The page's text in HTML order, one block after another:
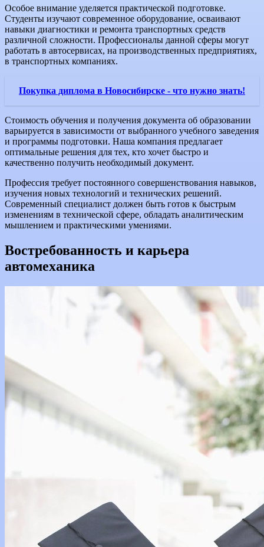
Особое внимание уделяется практической подготовке.
Студенты изучают современное оборудование, осваивают
навыки диагностики и ремонта транспортных средств
различной сложности. Профессионалы данной сферы могут
работать в автосервисах, на производственных предприятиях,
в транспортных компаниях.
Покупка диплома в Новосибирске - что нужно знать!
Стоимость обучения и получения документа об образовании
варьируется в зависимости от выбранного учебного заведения
и программы подготовки. Наша компания предлагает
оптимальные решения для тех, кто хочет быстро и
качественно получить необходимый документ.
Профессия требует постоянного совершенствования навыков,
изучения новых технологий и технических решений.
Современный специалист должен быть готов к быстрым
изменениям в технической сфере, обладать аналитическим
мышлением и практическими умениями.
Востребованность и карьера
автомеханика